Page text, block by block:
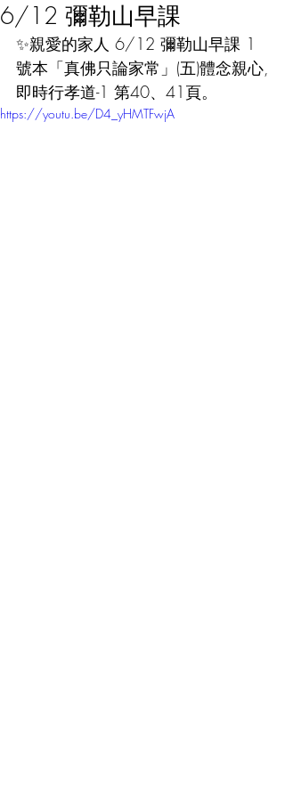
6/12 彌勒山早課
✨親愛的家人 6/12 彌勒山早課 1
號本「真佛只論家常」(五)體念親心,
即時行孝道-1 第40、41頁。
https://youtu.be/D4_yHMTFwjA